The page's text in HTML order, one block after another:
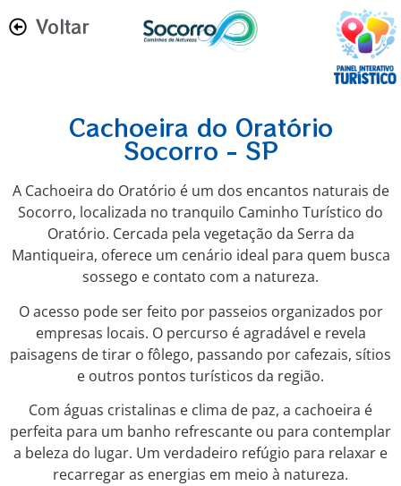
Voltar
Cachoeira do Oratório
Socorro - SP
A Cachoeira do Oratório é um dos encantos naturais de
Socorro, localizada no tranquilo Caminho Turístico do
Oratório. Cercada pela vegetação da Serra da
Mantiqueira, oferece um cenário ideal para quem busca
sossego e contato com a natureza.
O acesso pode ser feito por passeios organizados por
empresas locais. O percurso é agradável e revela
paisagens de tirar o fôlego, passando por cafezais, sítios
e outros pontos turísticos da região.
Com águas cristalinas e clima de paz, a cachoeira é
perfeita para um banho refrescante ou para contemplar
a beleza do lugar. Um verdadeiro refúgio para relaxar e
recarregar as energias em meio à natureza.